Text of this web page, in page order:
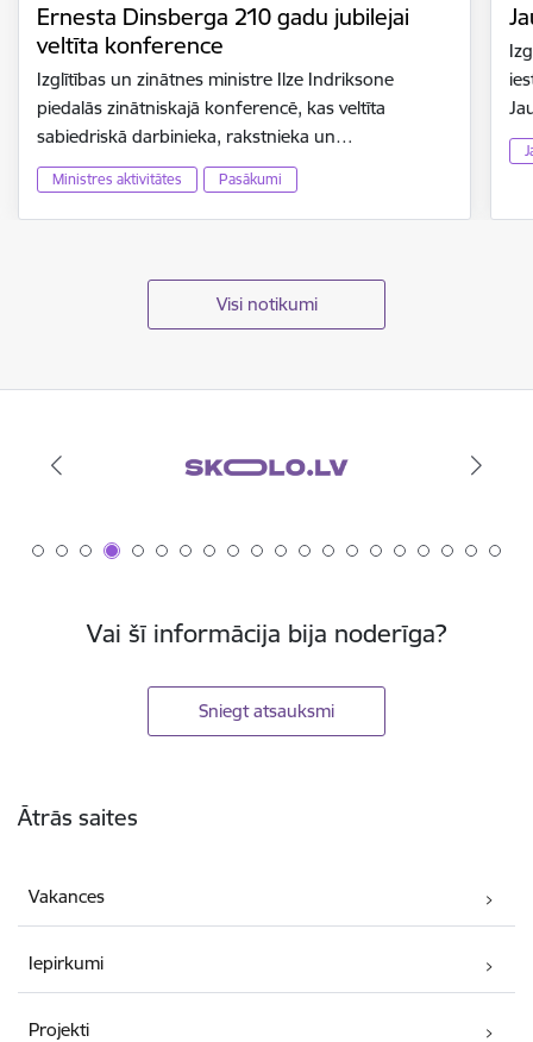
Ernesta Dinsberga 210 gadu jubilejai
veltīta konference
Izglītības un zinātnes ministre Ilze Indriksone
piedalās zinātniskajā konferencē, kas veltīta
sabiedriskā darbinieka, rakstnieka un…
Ministres aktivitātes Pasākumi
Visi notikumi
Vai šī informācija bija noderīga?
Sniegt atsauksmi
Ātrās saites
Vakances
Iepirkumi
Projekti